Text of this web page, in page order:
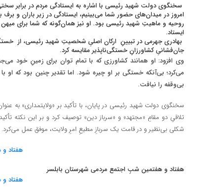
سخنگوی دولت شهید رئیسی با اشاره به ایستادگی مردم در برابر
امروز در میدان‌های حضور شما می‌بینیم، ایستادگی در زیر باران و
روحیه و ماهیتِ شهید رئیسی بود. او نیز همان‌گونه که شما برای
ایستاد.
بهادری جهرمی در تبیینِ ارکان اصلیِ شخصیتِ شهید رئیسی، از
جان‌فشانیِ کشاورزانِ خستگی‌ناپذیر مقایسه کرد.
وی افزود: او همانند کشاورزی که با تمام توان برای زمینِ خود
می‌کرد؛ بی‌آنکه خستگی بر او چیره شود. اما تقدیر چنین بود که
بی‌وقفه را نیافت.
سخنگوی دولت شهید رئیسی در پایان، با تأکید بر «ولایتمداری» به
تلاقیِ دو مقامِ «مجتهد» و «سرباز دین» توصیف کرد و بر این نکته
شکلی بی‌نظیر و در قامت یک سربازِ مطیعِ امرِ ولایت، موفق عمل می‌کرد.
هفتاد و هفتمین شبِ اجتمع مردمی شهرستان بابلسر